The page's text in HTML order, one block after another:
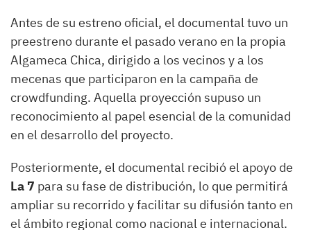
Antes de su estreno oficial, el documental tuvo un
preestreno durante el pasado verano en la propia
Algameca Chica, dirigido a los vecinos y a los
mecenas que participaron en la campaña de
crowdfunding. Aquella proyección supuso un
reconocimiento al papel esencial de la comunidad
en el desarrollo del proyecto.
Posteriormente, el documental recibió el apoyo de
La 7 para su fase de distribución, lo que permitirá
ampliar su recorrido y facilitar su difusión tanto en
el ámbito regional como nacional e internacional.